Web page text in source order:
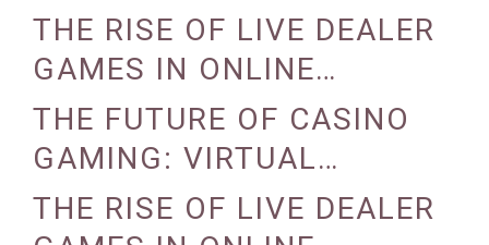
ON CASINO OPERATIONS
THE RISE OF LIVE DEALER
GAMES IN ONLINE
CASINOS
THE FUTURE OF CASINO
GAMING: VIRTUAL
REALITY AND AUGMENTED
REALITY
THE RISE OF LIVE DEALER